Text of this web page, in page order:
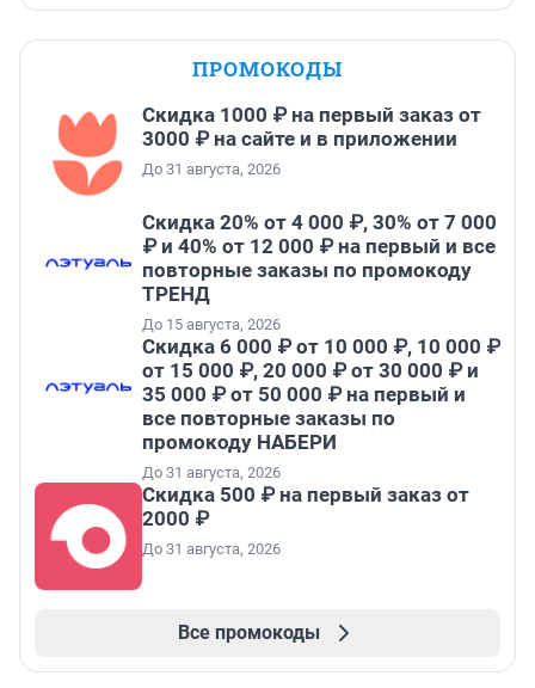
ПРОМОКОДЫ
Скидка 1000 ₽ на первый заказ от
3000 ₽ на сайте и в приложении
До 31 августа, 2026
Скидка 20% от 4 000 ₽, 30% от 7 000
₽ и 40% от 12 000 ₽ на первый и все
повторные заказы по промокоду
ТРЕНД
До 15 августа, 2026
Скидка 6 000 ₽ от 10 000 ₽, 10 000 ₽
от 15 000 ₽, 20 000 ₽ от 30 000 ₽ и
35 000 ₽ от 50 000 ₽ на первый и
все повторные заказы по
промокоду НАБЕРИ
До 31 августа, 2026
Скидка 500 ₽ на первый заказ от
2000 ₽
До 31 августа, 2026
Все промокоды